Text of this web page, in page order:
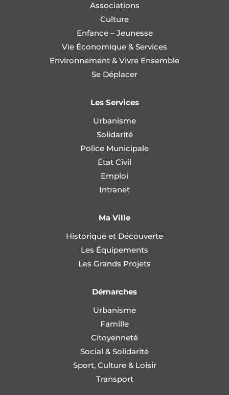
Associations
Culture
Enfance – Jeunesse
Vie Économique & Services
Environnement & Vivre Ensemble
Se Déplacer
Les Services
Urbanisme
Solidarité
Police Municipale
État Civil
Emploi
Intranet
Ma Ville
Historique et Découverte
Les Équipements
Les Grands Projets
Démarches
Urbanisme
Famille
Citoyenneté
Social & Solidarité
Sport, Culture & Loisir
Transport